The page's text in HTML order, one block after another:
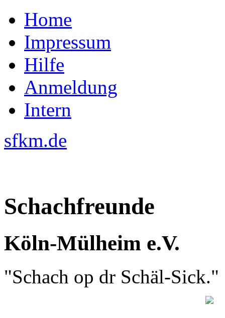
Home
Impressum
Hilfe
Anmeldung
Intern
sfkm.de
Schachfreunde
Köln-Mülheim e.V.
"Schach op dr Schäl-Sick."